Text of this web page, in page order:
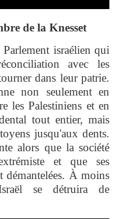
de la Knesset
israélien qui
avec les
dans leur patrie.
non seulement en
les Palestiniens et en
tout entier, mais
jusqu'aux dents.
alors que la société
et que ses
démantelées. À moins
se détruira de